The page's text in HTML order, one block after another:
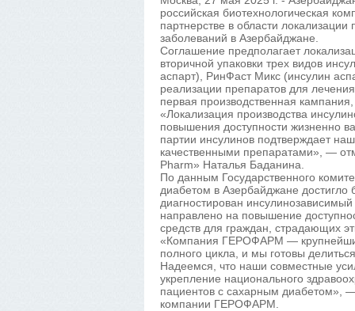
российская биотехнологическая
партнерстве в области
заболеваний в Азербайджане.
Соглашение предполагает
вторичной упаковки трех видов
аспарт), РинФаст Микс (инсулин
реализации препаратов для
первая производственная
«Локализация производства
повышения доступности жизненно
партии инсулинов подтверждает
качественными препаратами», —
Pharm» Наталья Баданина.
По данным Государственного
диабетом в Азербайджане достигло
диагностирован
направлено на повышение
средств для граждан, страдающих
«Компания ГЕРОФАРМ —
полного цикла, и мы готовы
Надеемся, что наши совместные
укрепление национального
пациентов с сахарным диабетом»,
компании ГЕРОФАРМ.